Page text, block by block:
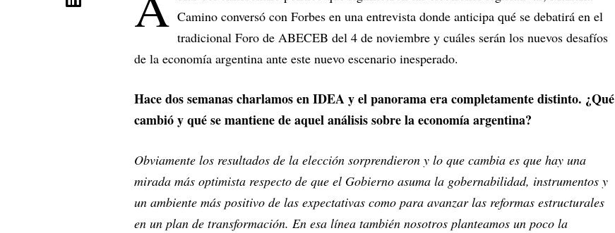
Camino conversó con Forbes en una entrevista donde anticipa qué se debatirá en el
tradicional Foro de ABECEB del 4 de noviembre y cuáles serán los nuevos desafíos
de la economía argentina ante este nuevo escenario inesperado.
Hace dos semanas charlamos en IDEA y el panorama era completamente distinto. ¿Qué
cambió y qué se mantiene de aquel análisis sobre la economía argentina?
Obviamente los resultados de la elección sorprendieron y lo que cambia es que hay una
mirada más optimista respecto de que el Gobierno asuma la gobernabilidad, instrumentos y
un ambiente más positivo de las expectativas como para avanzar las reformas estructurales
en un plan de transformación. En esa línea también nosotros planteamos un poco la